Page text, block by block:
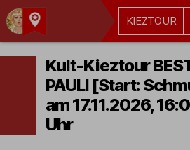
Kult-
Kieztouren
Hamburg
KIEZTOUR
Kult-Kieztour
PAULI [Start:
am 17.11.2026,
Uhr